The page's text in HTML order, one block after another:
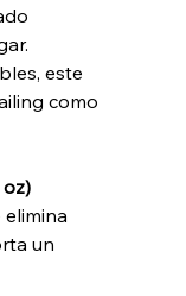
este
como
un